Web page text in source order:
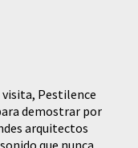
visita, Pestilence
demostrar por
arquitectos
que nunca